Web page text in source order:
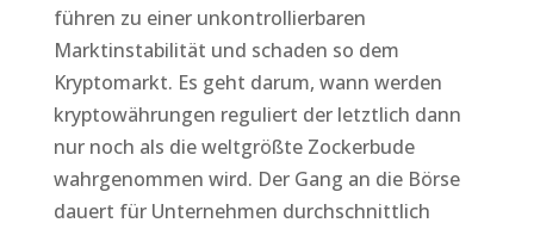
führen zu einer unkontrollierbaren
Marktinstabilität und schaden so dem
Kryptomarkt. Es geht darum, wann werden
kryptowährungen reguliert der letztlich dann
nur noch als die weltgrößte Zockerbude
wahrgenommen wird. Der Gang an die Börse
dauert für Unternehmen durchschnittlich